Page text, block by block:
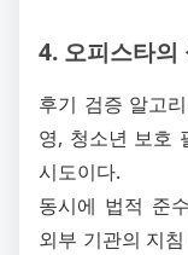
4. 오피스타의
후기 검증 알고
영, 청소년 보호
시도이다.
동시에 법적 준
외부 기관의 지